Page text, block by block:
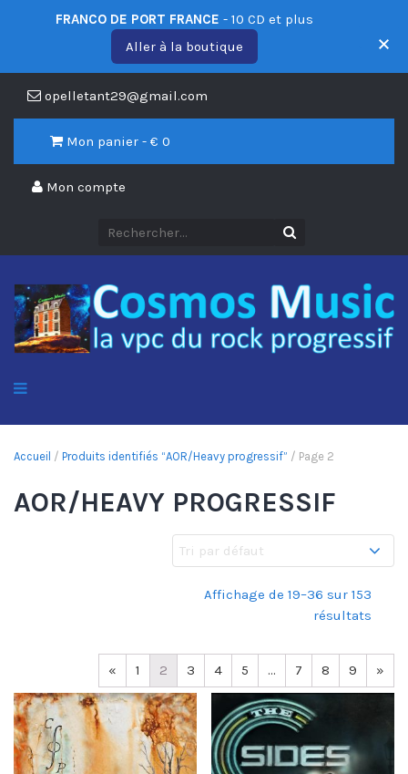
opelletant29@gmail.com
Mon panier - € 0
Mon compte
Accueil / Produits identifiés “AOR/Heavy progressif” / Page 2
AOR/HEAVY PROGRESSIF
Affichage de 19–36 sur 153
résultats
« 1 2 3 4 5 … 7 8 9 »
FRANCO DE PORT FRANCE - 10 CD et plus
Aller à la boutique